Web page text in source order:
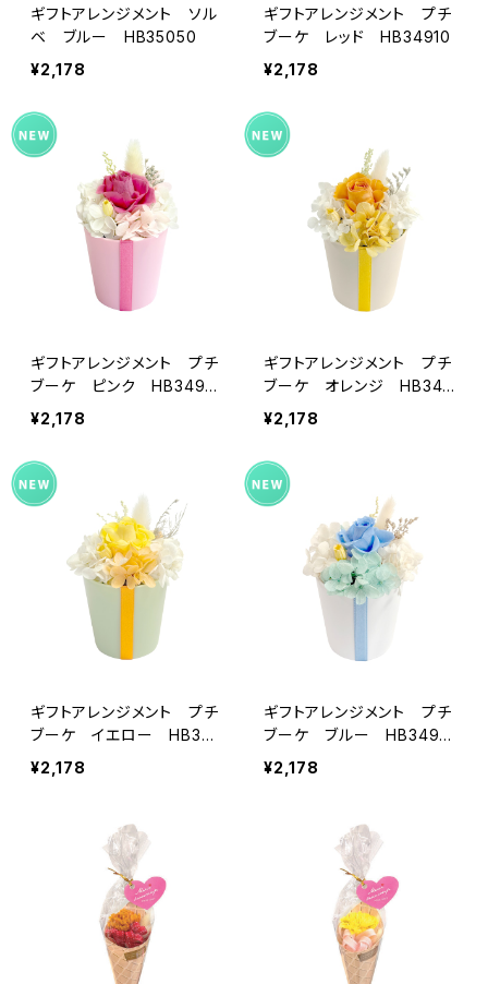
ギフトアレンジメント ソル
ベ ブルー HB35050
¥2,178
ギフトアレンジメント プチ
ブーケ レッド HB34910
¥2,178
ギフトアレンジメント プチ
ブーケ ピンク HB3492
0
¥2,178
ギフトアレンジメント プチ
ブーケ オレンジ HB349
35
¥2,178
ギフトアレンジメント プチ
ブーケ イエロー HB349
30
¥2,178
ギフトアレンジメント プチ
ブーケ ブルー HB3495
0
¥2,178